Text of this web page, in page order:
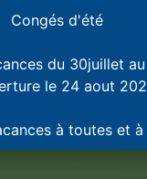
Congés d'été
du 30juillet
le 24 aout
à toutes et à